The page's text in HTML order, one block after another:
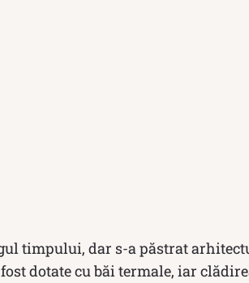
timpului, dar s-a păstrat
dotate cu băi termale, iar